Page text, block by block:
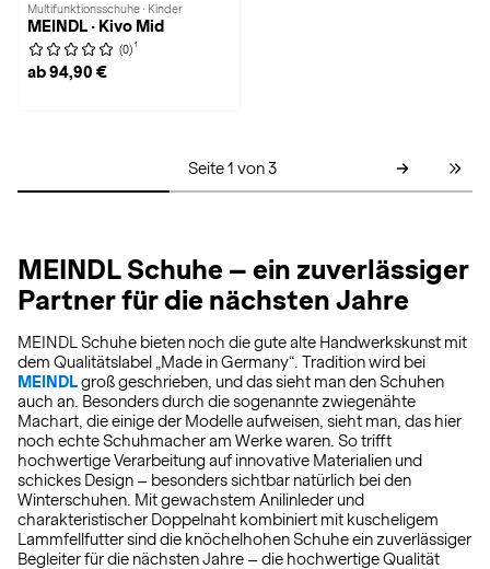
Multifunktionsschuhe · Kinder
MEINDL · Kivo Mid
(0) 1
ab 94,90 €
Seite 1 von 3
MEINDL Schuhe – ein zuverlässiger
Partner für die nächsten Jahre
MEINDL Schuhe bieten noch die gute alte Handwerkskunst mit
dem Qualitätslabel „Made in Germany“. Tradition wird bei
MEINDLgroß geschrieben, und das sieht man den Schuhen
auch an. Besonders durch die sogenannte zwiegenähte
Machart, die einige der Modelle aufweisen, sieht man, das hier
noch echte Schuhmacher am Werke waren. So trifft
hochwertige Verarbeitung auf innovative Materialien und
schickes Design – besonders sichtbar natürlich bei den
Winterschuhen. Mit gewachstem Anilinleder und
charakteristischer Doppelnaht kombiniert mit kuscheligem
Lammfellfutter sind die knöchelhohen Schuhe ein zuverlässiger
Begleiter für die nächsten Jahre – die hochwertige Qualität